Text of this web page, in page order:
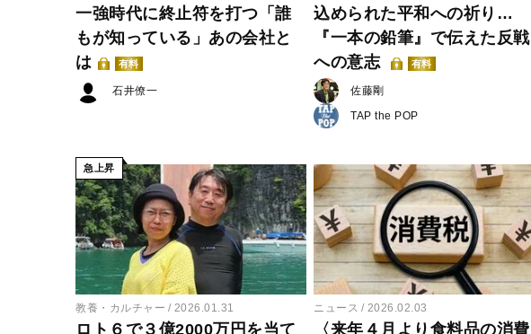
一強時代に終止符を打つ「誰
もが知っている」あの会社と
は
有料
石井僚一
込められた平和への祈り…
『一本の鉛筆』で伝えた反戦
への意志
有料
佐藤剛
TAP the POP
急上昇
教養・カルチャー 2026.01.31
ロト６で３億2000万円を当て
ニュース 2026.02.03
〈来年４月より食料品の消費